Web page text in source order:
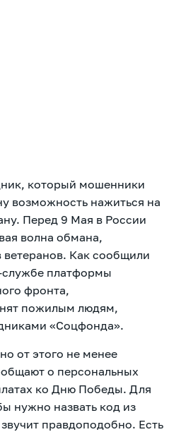
который мошенники
возможность нажиться на
Перед 9 Мая в России
волна обмана,
ветеранов. Как сообщили
платформы
фронта,
пожилым людям,
«Соцфонда».
от этого не менее
о персональных
ко Дню Победы. Для
нужно назвать код из
правдоподобно. Есть